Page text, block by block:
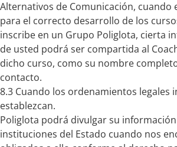
Alternativos de Comunicación, cuando
para el correcto desarrollo de los
inscribe en un Grupo Poliglota, cierta
de usted podrá ser compartida al
dicho curso, como su nombre
contacto.
8.3 Cuando los ordenamientos legales
establezcan.
Poliglota podrá divulgar su
instituciones del Estado cuando nos